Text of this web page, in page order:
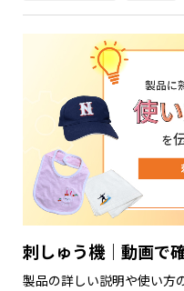
刺しゅう機｜動画で
製品の詳しい説明や使い方